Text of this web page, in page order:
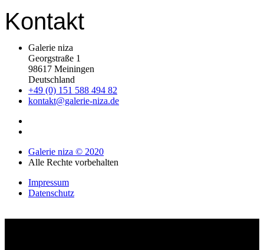
Kontakt
Galerie niza
Georgstraße 1
98617 Meiningen
Deutschland
+49 (0) 151 588 494 82
kontakt@galerie-niza.de
Galerie niza © 2020
Alle Rechte vorbehalten
Impressum
Datenschutz